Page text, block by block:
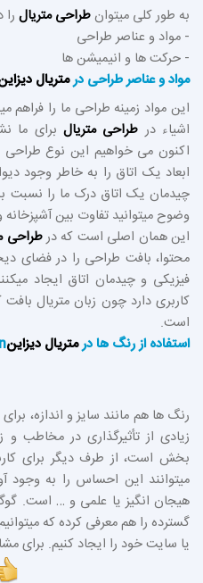
به طور کلی میتوانطراحی متریال
- مواد و عناصر طراحی
- حرکت ها و انیمیشن ها
مواد و عناصر طراحی درمتریال
این مواد زمینه طراحی ما را
اشیاء در طراحی متریال برای ما
اکنون می خواهیم این نوع طراحی
ابعاد یک اتاق را به خاطر وجود
چیدمان یک اتاق درک ما را نسبت
وضوح میتوانید تفاوت بین
این همان اصلی است که درطراحی
محتوا، بافت طراحی را در فضای
فیزیکی و چیدمان اتاق ایجاد
کاربری دارد چون زبان متریال
است.
استفاده از رنگ ها درمتریال دیزاین
رنگ ها هم مانند سایز و اندازه،
زیادی از تأثیرگذاری در مخاطب
بخش است، از طرف دیگر برای
میتوانند این احساس را به وجود
هیجان انگیز یا علمی و … است.
گسترده را هم معرفی کرده که
یا سایت خود را ایجاد کنیم. برای